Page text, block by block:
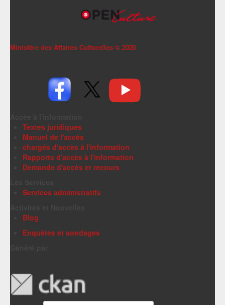
Ministère des Affaires Culturelles © 2026
Textes juridiques
Manuel de l'accès
chargés d'accès à l'information
Rapports d'accès à l'information
Demande d'accès et recours
Services administratifs
Blog
Enquêtes et sondages